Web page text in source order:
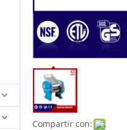
Compartir con: